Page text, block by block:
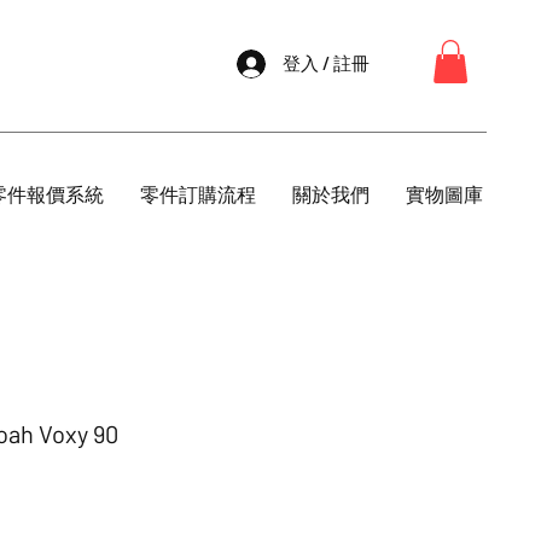
登入 / 註冊
件報價系統 零件訂購流程 關於我們 實物圖庫
Voxy 90